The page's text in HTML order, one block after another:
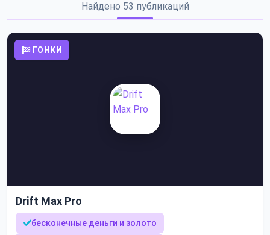
Найдено 53 публикаций
ГОНКИ
Drift Max Pro
бесконечные деньги и золото